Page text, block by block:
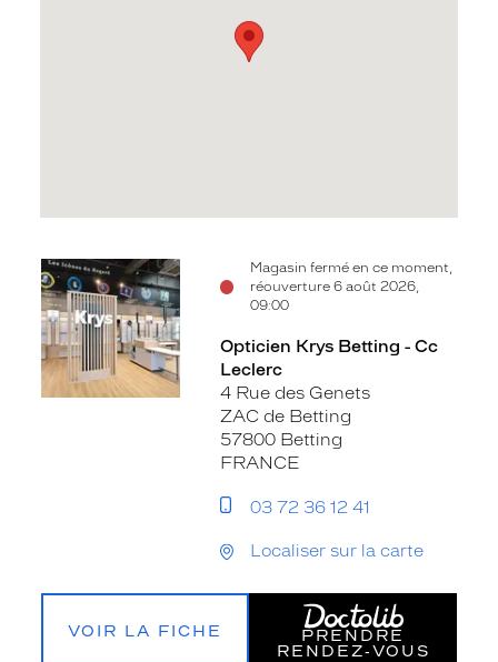
Magasin fermé en ce moment,
réouverture 6 août 2026,
09:00
Voir
la
fiche
Opticien Krys Betting - Cc
Leclerc
4 Rue des Genets
ZAC de Betting
57800 Betting
FRANCE
03 72 36 12 41
Localiser sur la carte
VOIR LA FICHE
PRENDRE
RENDEZ‑VOUS